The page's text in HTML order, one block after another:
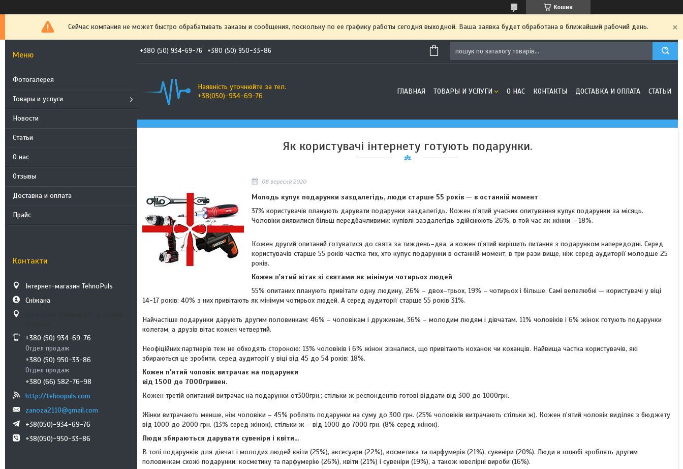
Кошик
Сейчас компания не может быстро обрабатывать заказы и сообщения, поскольку по ее графику работы сегодня выходной. Ваша заявка будет обработана в ближайший рабочий день.
Фотогалерея
Товары и услуги
Новости
Статьи
О нас
Отзывы
Доставка и оплата
Прайс
Контакти
Інтернет-магазин TehnoPuls
Сніжана
+380 (50) 934-69-76
Отдел продаж
+380 (50) 950-33-86
Отдел продаж
+380 (66) 582-76-98
http://tehnopuls.com
zanoza2110@gmail.com
+38(050)-934-69-76
+38(050)-950-33-86
+380 (50) 934-69-76 +380 (50) 950-33-86
Наявність уточнюйте за тел.
+38(050)-934-69-76
ГЛАВНАЯ ТОВАРЫ И УСЛУГИ О НАС КОНТАКТЫ ДОСТАВКА И ОПЛАТА СТАТЬИ
Як користувачі інтернету готують подарунки.
08 вересня 2020
Молодь купує подарунки заздалегідь, люди старше 55 років — в останній момент
37% користувачів планують дарувати подарунки заздалегідь. Кожен п'ятий учасник опитування купує подарунки за місяць.
Чоловіки виявилися більш передбачливими: купівлі заздалегідь здійснюють 26%, в той час як жінки – 18%.
Кожен другий опитаний готуватися до свята за тиждень–два, а кожен п'ятий вирішить питання з подарунком напередодні. Серед
користувачів старше 55 років частка тих, хто купує подарунки в останній момент, в три рази вище, ніж серед аудиторії молодше 25
років.
Кожен п'ятий вітає зі святами як мінімум чотирьох людей
55% опитаних планують привітати одну людину, 26% – двох–трьох, 19% – чотирьох і більше. Самі велелюбні — користувачі у віці
14-17 років: 40% з них привітають як мінімум чотирьох людей. А серед аудиторії старше 55 років 31%.
Найчастіше подарунки дарують другим половинкам: 46% – чоловікам і дружинам, 36% – молодим людям і дівчатам. 11% чоловіків і 6% жінок готують подарунки
колегам, а друзів вітає кожен четвертий.
Неофіційних партнерів теж не обходять стороною: 13% чоловіків і 6% жінок зізналися, що привітають коханок чи коханців. Найвища частка користувачів, які
збираються це зробити, серед аудиторії у віці від 45 до 54 років: 18%.
Кожен п'ятий чоловік витрачає на подарунки
від 1500 до 7000гривен.
Кожен третій опитаний витрачає на подарунки от300грн.; стільки ж респондентів готові віддати від 300 до 1000грн.
Жінки витрачають менше, ніж чоловіки – 45% роблять подарунки на суму до 300 грн. (25% чоловіків витрачають стільки ж). Кожен п'ятий чоловік виділяє з бюджету
від 1000 до 2000 грн. (13% серед жінок), стільки ж – від 1000 до 7000 грн. (8% серед жінок).
Люди збираються дарувати сувеніри і квіти...
В топі подарунків для дівчат і молодих людей квіти (25%), аксесуари (22%), косметика та парфумерія (21%), сувеніри (20%). Люди в шлюбі зроблять другим
половинкам схожі подарунки: косметику та парфумерію (26%), квіти (21%) і сувеніри (19%), а також ювелірні вироби (16%).